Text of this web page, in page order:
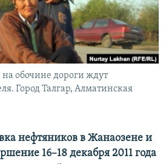
обочине дороги ждут
Город Талгар, Алматинская
нефтяников в Жанаозене и
16–18 декабря 2011 года